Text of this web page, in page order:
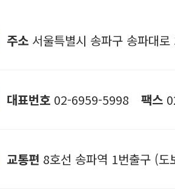
주소 서울특별시 송파구 송파대
대표번호 02-6959-5998 팩스
교통편 8호선 송파역 1번출구 (도